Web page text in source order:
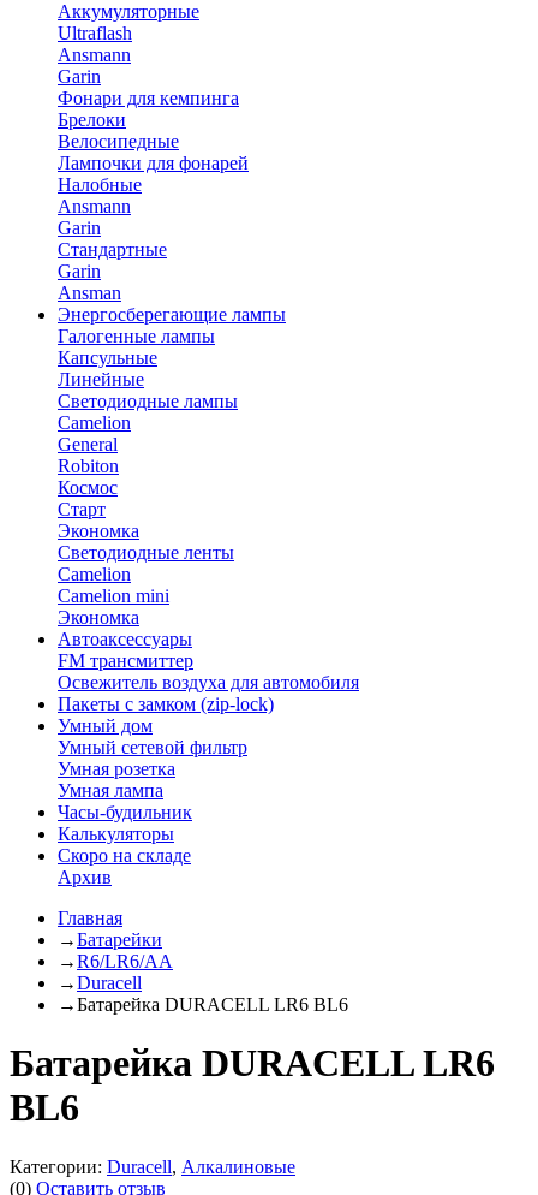
Аккумуляторные
Ultraflash
Ansmann
Garin
Фонари для кемпинга
Брелоки
Велосипедные
Лампочки для фонарей
Налобные
Ansmann
Garin
Стандартные
Garin
Ansman
Энергосберегающие лампы
Галогенные лампы
Капсульные
Линейные
Светодиодные лампы
Camelion
General
Robiton
Космос
Старт
Экономка
Светодиодные ленты
Camelion
Camelion mini
Экономка
Автоаксессуары
FM трансмиттер
Освежитель воздуха для автомобиля
Пакеты с замком (zip-lock)
Умный дом
Умный сетевой фильтр
Умная розетка
Умная лампа
Часы-будильник
Калькуляторы
Скоро на складе
Архив
Главная
→Батарейки
→R6/LR6/AA
→Duracell
→Батарейка DURACELL LR6 BL6
Батарейка DURACELL LR6
BL6
Категории: Duracell, Алкалиновые
(0) Оставить отзыв